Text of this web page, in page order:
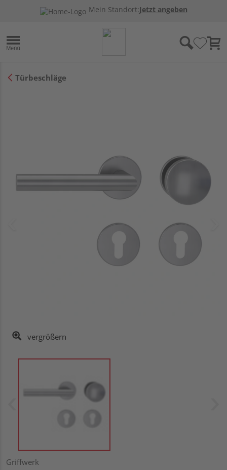
Mein Standort:Jetzt angeben
Türbeschläge
vergrößern
Griffwerk